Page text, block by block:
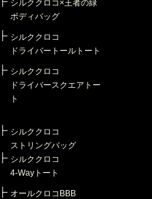
シルククロコ×王者の緑
ボディバッグ
シルククロコ
ドライバートールトート
シルククロコ
ドライバースクエアトー
ト
シルククロコ
ストリングバッグ
シルククロコ
4-Wayトート
オールクロコBBB